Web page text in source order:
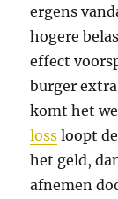
ergens
hogere
effect
burger
komt het
loss loopt
het geld,
afnemen